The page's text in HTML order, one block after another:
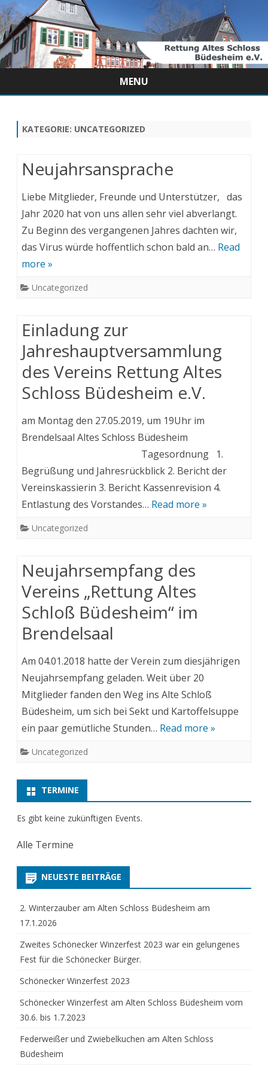
MENU
KATEGORIE: UNCATEGORIZED
Neujahrsansprache
Liebe Mitglieder, Freunde und Unterstützer, das
Jahr 2020 hat von uns allen sehr viel abverlangt.
Zu Beginn des vergangenen Jahres dachten wir,
das Virus würde hoffentlich schon bald an… Read
more »
Uncategorized
Einladung zur
Jahreshauptversammlung
des Vereins Rettung Altes
Schloss Büdesheim e.V.
am Montag den 27.05.2019, um 19Uhr im
Brendelsaal Altes Schloss Büdesheim
Tagesordnung 1.
Begrüßung und Jahresrückblick 2. Bericht der
Vereinskassierin 3. Bericht Kassenrevision 4.
Entlastung des Vorstandes… Read more »
Uncategorized
Neujahrsempfang des
Vereins „Rettung Altes
Schloß Büdesheim“ im
Brendelsaal
Am 04.01.2018 hatte der Verein zum diesjährigen
Neujahrsempfang geladen. Weit über 20
Mitglieder fanden den Weg ins Alte Schloß
Büdesheim, um sich bei Sekt und Kartoffelsuppe
ein paar gemütliche Stunden… Read more »
Uncategorized
TERMINE
Es gibt keine zukünftigen Events.
Alle Termine
NEUESTE BEITRÄGE
2. Winterzauber am Alten Schloss Büdesheim am
17.1.2026
Zweites Schönecker Winzerfest 2023 war ein gelungenes
Fest für die Schönecker Bürger.
Schönecker Winzerfest 2023
Schönecker Winzerfest am Alten Schloss Büdesheim vom
30.6. bis 1.7.2023
Federweißer und Zwiebelkuchen am Alten Schloss
Büdesheim